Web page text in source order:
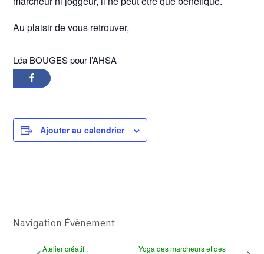
Au plaisir de vous retrouver,
Léa BOUGES pour l’AHSA
Ajouter au calendrier
Navigation Évènement
Atelier créatif :
Yoga des marcheurs et des